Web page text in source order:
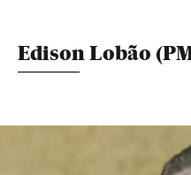
Edison Lobão